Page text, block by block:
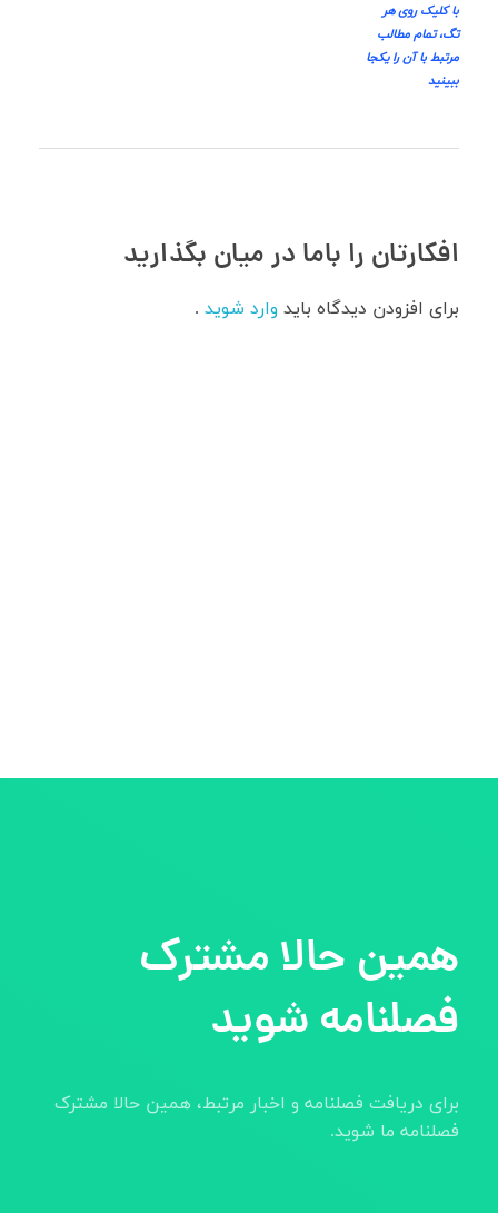
با کلیک روی هر
تگ، تمام مطالب
مرتبط با آن را یکجا
ببینید
افکارتان را باما در میان بگذارید
برای افزودن دیدگاه باید وارد شوید .
همین حالا مشترک
فصلنامه شوید
برای دریافت فصلنامه و اخبار مرتبط، همین حالا مشترک
فصلنامه ما شوید.